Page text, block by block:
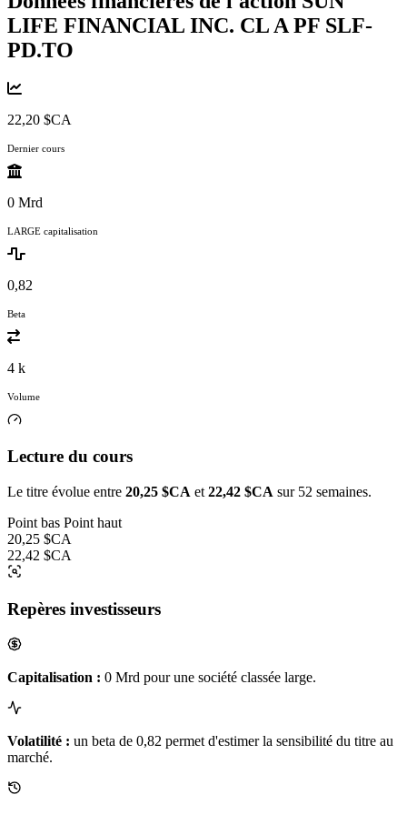
LIFE FINANCIAL INC. CL A PF SLF-
PD.TO
22,20 $CA
Dernier cours
0 Mrd
LARGE capitalisation
0,82
Beta
4 k
Volume
Lecture du cours
Le titre évolue entre 20,25 $CA et 22,42 $CA sur 52 semaines.
Point bas Point haut
20,25 $CA
22,42 $CA
Repères investisseurs
Capitalisation : 0 Mrd pour une société classée large.
Volatilité : un beta de 0,82 permet d'estimer la sensibilité du titre au
marché.